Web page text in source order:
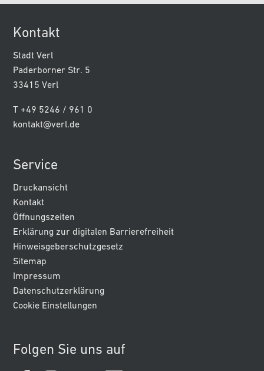
Kontakt
Stadt Verl
Paderborner Str. 5
33415 Verl
T +49 5246 / 961 0
kontakt@verl.de
Service
Druckansicht
Kontakt
Öffnungszeiten
Erklärung zur digitalen Barrierefreiheit
Hinweisgeberschutzgesetz
Sitemap
Impressum
Datenschutzerklärung
Cookie Einstellungen
Folgen Sie uns auf